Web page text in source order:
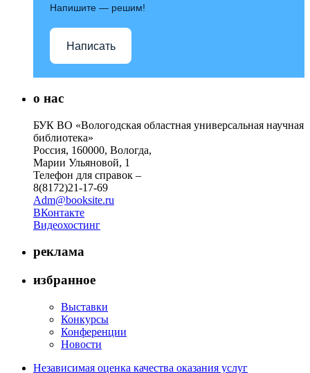
Напишите — решим!
Написать
о нас
БУК ВО «Вологодская областная универсальная научная
библиотека»
Россия, 160000, Вологда,
Марии Ульяновой, 1
Телефон для справок –
8(8172)21-17-69
Adm@booksite.ru
ВКонтакте
Видеохостинг
реклама
избранное
Выставки
Конкурсы
Конференции
Новости
Независимая оценка качества оказания услуг